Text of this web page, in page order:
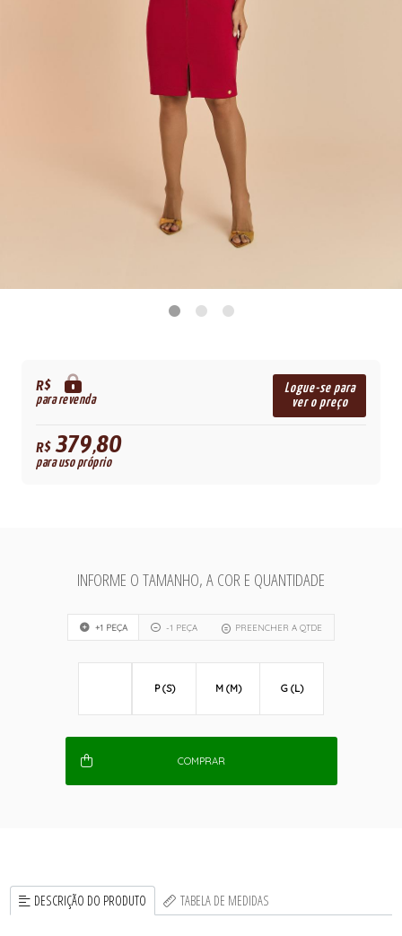
R$
para revenda
Logue-se para
ver o preço
R$379,80
para uso próprio
INFORME O TAMANHO, A COR E QUANTIDADE
+1 PEÇA -1 PEÇA PREENCHER A QTDE
P (S) M (M) G (L)
COMPRAR
DESCRIÇÃO DO PRODUTO TABELA DE MEDIDAS